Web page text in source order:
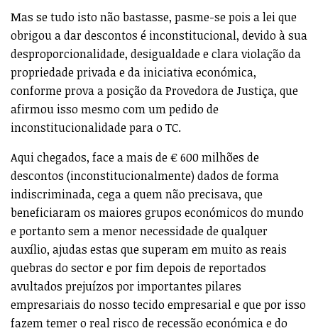
Mas se tudo isto não bastasse, pasme-se pois a lei que
obrigou a dar descontos é inconstitucional, devido à sua
desproporcionalidade, desigualdade e clara violação da
propriedade privada e da iniciativa económica,
conforme prova a posição da Provedora de Justiça, que
afirmou isso mesmo com um pedido de
inconstitucionalidade para o TC.
Aqui chegados, face a mais de € 600 milhões de
descontos (inconstitucionalmente) dados de forma
indiscriminada, cega a quem não precisava, que
beneficiaram os maiores grupos económicos do mundo
e portanto sem a menor necessidade de qualquer
auxílio, ajudas estas que superam em muito as reais
quebras do sector e por fim depois de reportados
avultados prejuízos por importantes pilares
empresariais do nosso tecido empresarial e que por isso
fazem temer o real risco de recessão económica e do